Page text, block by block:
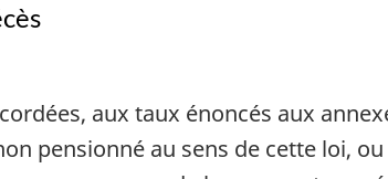
aux taux énoncés aux
pensionné au sens de cette loi,